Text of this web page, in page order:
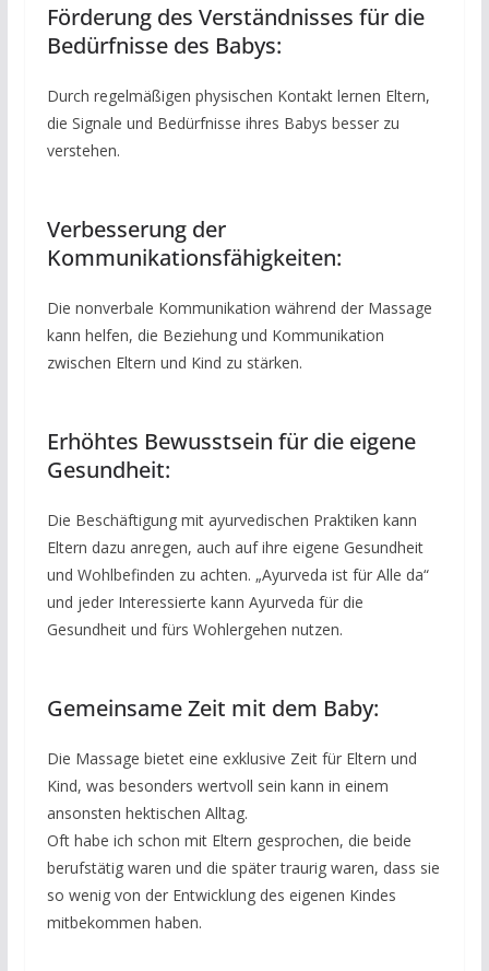
Förderung des Verständnisses für die
Bedürfnisse des Babys:
Durch regelmäßigen physischen Kontakt lernen Eltern,
die Signale und Bedürfnisse ihres Babys besser zu
verstehen.
Verbesserung der
Kommunikationsfähigkeiten:
Die nonverbale Kommunikation während der Massage
kann helfen, die Beziehung und Kommunikation
zwischen Eltern und Kind zu stärken.
Erhöhtes Bewusstsein für die eigene
Gesundheit:
Die Beschäftigung mit ayurvedischen Praktiken kann
Eltern dazu anregen, auch auf ihre eigene Gesundheit
und Wohlbefinden zu achten. „Ayurveda ist für Alle da“
und jeder Interessierte kann Ayurveda für die
Gesundheit und fürs Wohlergehen nutzen.
Gemeinsame Zeit mit dem Baby:
Die Massage bietet eine exklusive Zeit für Eltern und
Kind, was besonders wertvoll sein kann in einem
ansonsten hektischen Alltag.
Oft habe ich schon mit Eltern gesprochen, die beide
berufstätig waren und die später traurig waren, dass sie
so wenig von der Entwicklung des eigenen Kindes
mitbekommen haben.